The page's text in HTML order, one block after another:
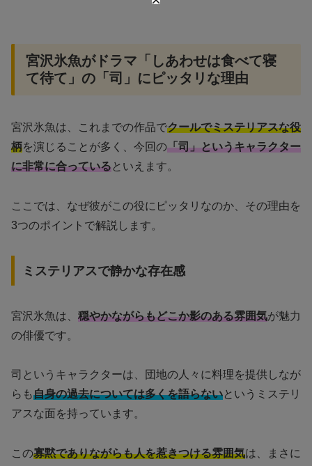
宮沢氷魚がドラマ「しあわせは食べて寝
て待て」の「司」にピッタリな理由
宮沢氷魚は、これまでの作品でクールでミステリアスな役
柄を演じることが多く、今回の「司」というキャラクター
に非常に合っているといえます。
ここでは、なぜ彼がこの役にピッタリなのか、その理由を
3つのポイントで解説します。
ミステリアスで静かな存在感
宮沢氷魚は、 穏やかながらもどこか影のある雰囲気が魅力
の俳優です。
司というキャラクターは、団地の人々に料理を提供しなが
らも自身の過去については多くを語らないというミステリ
アスな面を持っています。
この寡黙でありながらも人を惹きつける雰囲気は、まさに